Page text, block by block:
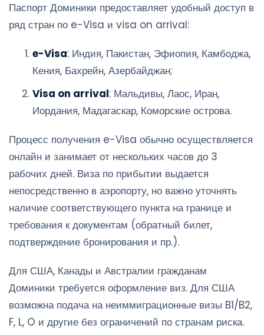
Паспорт Доминики предоставляет удобный доступ в
ряд стран по e-Visa и visa on arrival:
e-Visa: Индия, Пакистан, Эфиопия, Камбоджа,
Кения, Бахрейн, Азербайджан;
Visa on arrival: Мальдивы, Лаос, Иран,
Иордания, Мадагаскар, Коморские острова.
Процесс получения e-Visa обычно осуществляется
онлайн и занимает от нескольких часов до 3
рабочих дней. Виза по прибытии выдается
непосредственно в аэропорту, но важно уточнять
наличие соответствующего пункта на границе и
требования к документам (обратный билет,
подтверждение бронирования и пр.).
Для США, Канады и Австралии гражданам
Доминики требуется оформление виз. Для США
возможна подача на неиммиграционные визы B1/B2,
F, L, O и другие без ограничений по странам риска.